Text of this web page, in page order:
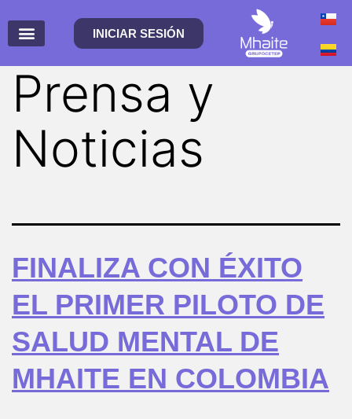
INICIAR SESIÓN
Prensa y
Noticias
FINALIZA CON ÉXITO
EL PRIMER PILOTO DE
SALUD MENTAL DE
MHAITE EN COLOMBIA